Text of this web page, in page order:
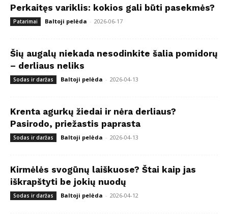
Perkaitęs variklis: kokios gali būti pasekmės?
Patarimai Baltoji pelėda - 2026-06-17
Šių augalų niekada nesodinkite šalia pomidorų
– derliaus neliks
Sodas ir daržas Baltoji pelėda - 2026-04-13
Krenta agurkų žiedai ir nėra derliaus?
Pasirodo, priežastis paprasta
Sodas ir daržas Baltoji pelėda - 2026-04-13
Kirmėlės svogūnų laiškuose? Štai kaip jas
iškrapštyti be jokių nuodų
Sodas ir daržas Baltoji pelėda - 2026-04-12